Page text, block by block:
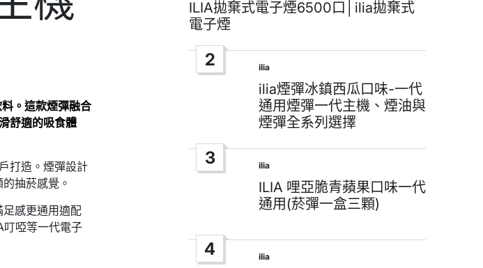
。這款煙彈融合
舒適的吸食體
打造。煙彈設計
抽菸感覺。
感更通用適配
叮啞等一代電子
in
ILIA拋棄式電子煙6500口│ilia拋棄式
電子煙
2
Posted
in
ilia
ilia煙彈冰鎮西瓜口味-一代
通用煙彈一代主機、煙油與
煙彈全系列選擇
3
Posted
in
ilia
ILIA 哩亞脆青蘋果口味一代
通用(菸彈一盒三顆)
4
Posted
ilia